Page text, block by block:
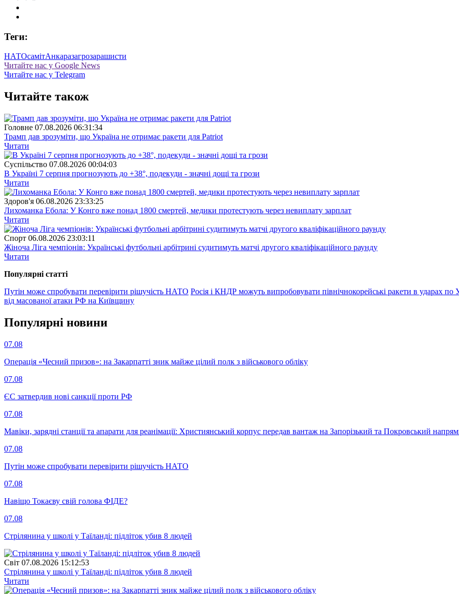
Теги:
НАТОсамітАнкаразагрозарашисти
Читайте нас у Google News
Читайте нас у Telegram
Читайте також
Головне 07.08.2026 06:31:34
Трамп дав зрозуміти, що Україна не отримає ракети для Patriot
Читати
Суспiльство 07.08.2026 00:04:03
В Україні 7 серпня прогнозують до +38°, подекуди - значні дощі та грози
Читати
Здоров'я 06.08.2026 23:33:25
Лихоманка Ебола: У Конго вже понад 1800 смертей, медики протестують через невиплату зарплат
Читати
Спорт 06.08.2026 23:03:11
Жіноча Ліга чемпіонів: Українські футбольні арбітрині судитимуть матчі другого кваліфікаційного раунду
Читати
Популярнi статтi
Путін може спробувати перевірити рішучість НАТО Росія і КНДР можуть випробовувати північнокорейські ракети в ударах по
від масованої атаки РФ на Київщину
Популярнi новини
07.08
Операція «Чесний призов»: на Закарпатті зник майже цілий полк з військового обліку
07.08
ЄС затвердив нові санкції проти РФ
07.08
Мавіки, зарядні станції та апарати для реанімації: Християнський корпус передав вантаж на Запорізький та Покровський
07.08
Путін може спробувати перевірити рішучість НАТО
07.08
Навіщо Токаєву свій голова ФІДЕ?
07.08
Стрілянина у школі у Таїланді: підліток убив 8 людей
Свiт 07.08.2026 15:12:53
Стрілянина у школі у Таїланді: підліток убив 8 людей
Читати